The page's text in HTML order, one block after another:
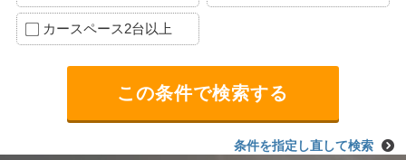
カースペース2台以上
条件を指定し直して検索